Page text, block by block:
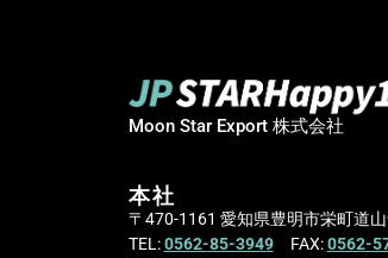
Moon Star Export 株式会社
本社
〒470-1161 愛知県豊明市栄町道
TEL:0562-85-3949FAX:0562-